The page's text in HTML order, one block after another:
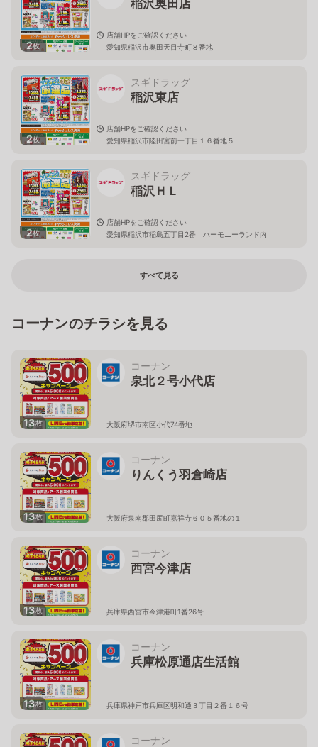
2枚
稲沢奥田店
店舗HPをご確認ください
愛知県稲沢市奥田天目寺町８番地
2枚
スギドラッグ
稲沢東店
店舗HPをご確認ください
愛知県稲沢市陸田宮前一丁目１６番地５
2枚
スギドラッグ
稲沢ＨＬ
店舗HPをご確認ください
愛知県稲沢市稲島五丁目2番 ハーモニーランド内
すべて見る
コーナンのチラシを見る
13枚
コーナン
泉北２号小代店
大阪府堺市南区小代74番地
13枚
コーナン
りんくう羽倉崎店
大阪府泉南郡田尻町嘉祥寺６０５番地の１
13枚
コーナン
西宮今津店
兵庫県西宮市今津港町1番26号
13枚
コーナン
兵庫松原通店生活館
兵庫県神戸市兵庫区明和通３丁目２番１６号
コーナン